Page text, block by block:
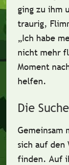
ging zu ihm
traurig,
„Ich habe
nicht mehr
Moment
helfen.
Die
Gemeinsam
sich auf den
finden. Auf